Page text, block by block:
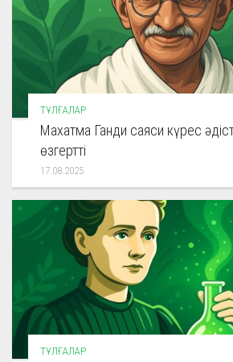
ТҰЛҒАЛАР
Махатма Ганди саяси күрес
өзгертті
17.08.2025
ТҰЛҒАЛАР